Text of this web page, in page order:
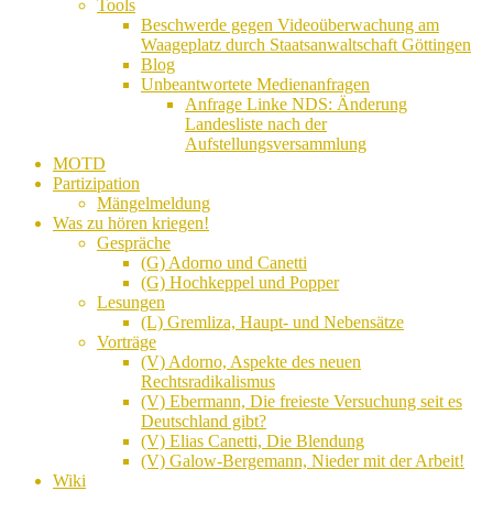
Tools
Beschwerde gegen Videoüberwachung am
Waageplatz durch Staatsanwaltschaft Göttingen
Blog
Unbeantwortete Medienanfragen
Anfrage Linke NDS: Änderung
Landesliste nach der
Aufstellungsversammlung
MOTD
Partizipation
Mängelmeldung
Was zu hören kriegen!
Gespräche
(G) Adorno und Canetti
(G) Hochkeppel und Popper
Lesungen
(L) Gremliza, Haupt- und Nebensätze
Vorträge
(V) Adorno, Aspekte des neuen
Rechtsradikalismus
(V) Ebermann, Die freieste Versuchung seit es
Deutschland gibt?
(V) Elias Canetti, Die Blendung
(V) Galow-Bergemann, Nieder mit der Arbeit!
Wiki